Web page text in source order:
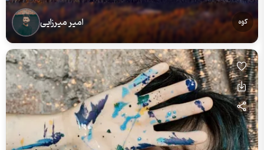
کوه امیر میرزایی